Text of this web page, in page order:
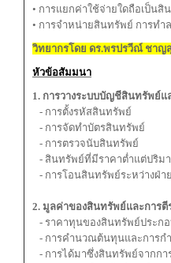
• การแยกค่าใช้จ่ายใดถือเป็น
• การจำหน่ายสินทรัพย์ การท
วิทยากรโดย ดร.พรปรวีณ์ ชาญ
หัวข้อสัมมนา
1. การวางระบบบัญชีสินทรัพย์แ
- การตั้งรหัสสินทรัพย์
- การจัดทำบัตรสินทรัพย์
- การตรวจนับสินทรัพย์
- สินทรัพย์ที่มีราคาตํ่าแต่ปริม
- การโอนสินทรัพย์ระหว่างฝ่า
2. มูลค่าของสินทรัพย์และการ
- ราคาทุนของสินทรัพย์ประกอ
- การคำนวณต้นทุนและการก
- การได้มาซึ่งสินทรัพย์จากก